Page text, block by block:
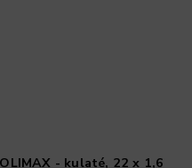
- kulaté, 22 x 1,6